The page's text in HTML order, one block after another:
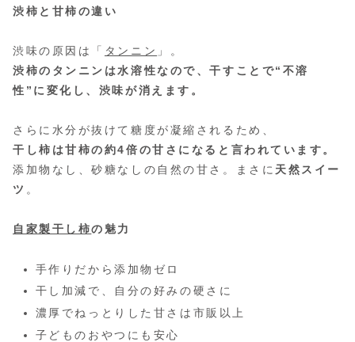
渋柿と甘柿の違い
渋味の原因は「 タンニン 」。
渋柿のタンニンは水溶性なので、干すことで“不溶
性”に変化し、渋味が消えます。
さらに水分が抜けて糖度が凝縮されるため、
干し柿は甘柿の約4倍の甘さになると言われています。
添加物なし、砂糖なしの自然の甘さ。まさに 天然スイー
ツ 。
自家製干し柿の魅力
手作りだから添加物ゼロ
干し加減で、自分の好みの硬さに
濃厚でねっとりした甘さは市販以上
子どものおやつにも安心